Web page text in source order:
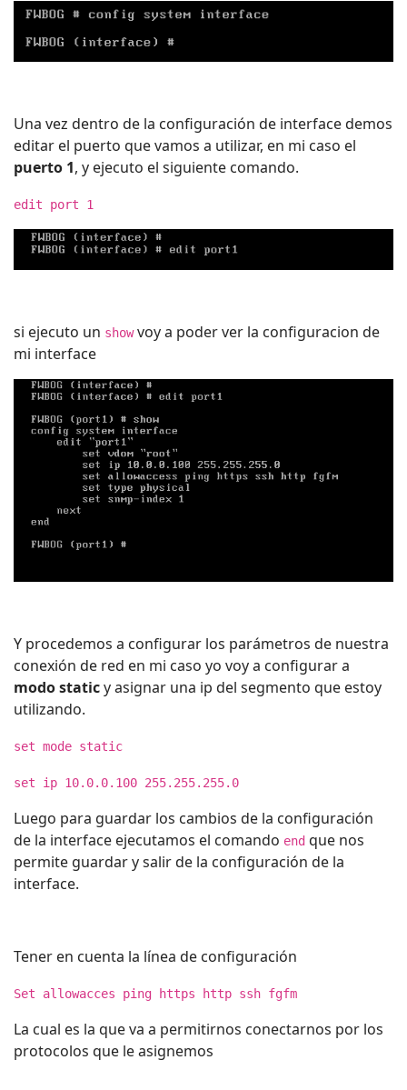
Una vez dentro de la configuración de interface demos
editar el puerto que vamos a utilizar, en mi caso el
puerto 1, y ejecuto el siguiente comando.
edit port 1
si ejecuto un showvoy a poder ver la configuracion de
mi interface
Y procedemos a configurar los parámetros de nuestra
conexión de red en mi caso yo voy a configurar a
modo staticy asignar una ip del segmento que estoy
utilizando.
set mode static
set ip 10.0.0.100 255.255.255.0
Luego para guardar los cambios de la configuración
de la interface ejecutamos el comando end que nos
permite guardar y salir de la configuración de la
interface.
Tener en cuenta la línea de configuración
Set allowacces ping https http ssh fgfm
La cual es la que va a permitirnos conectarnos por los
protocolos que le asignemos